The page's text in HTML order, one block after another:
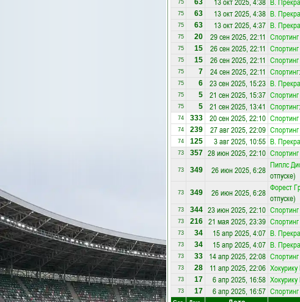
75 63
75 63 13 окт 2025, 4:38 В.
75 63 13 окт 2025, 4:37 В.
75 20 29 сен 2025, 22:11
75 15 26 сен 2025, 22:11
75 15 26 сен 2025, 22:11
75 7 24 сен 2025, 22:11 Спортинг
75 6 23 сен 2025, 15:23 В.
75 5 21 сен 2025, 15:37
75 5 21 сен 2025, 13:41 Спортинг
74 333 20 сен 2025, 22:10
74 239 27 авг 2025, 22:09
74 125 3 авг 2025, 10:55 В.
73 357 28 июн 2025, 22:10
73 349 26 июн 2025, 6:28 Пиплс
отпуске)
73 349 26 июн 2025, 6:28 Форест
отпуске)
73 344 23 июн 2025, 22:10
73 216 21 мая 2025, 23:39
73 34 15 апр 2025, 4:07 В.
73 34 15 апр 2025, 4:07 В.
73 33 14 апр 2025, 22:08
73 28 11 апр 2025, 22:06
73 17 6 апр 2025, 16:58
73 17 6 апр 2025, 16:57